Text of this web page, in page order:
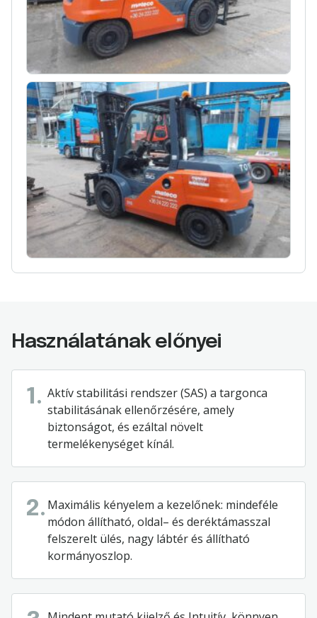
Használatának előnyei
1. Aktív stabilitási rendszer (SAS) a targonca
stabilitásának ellenőrzésére, amely
biztonságot, és ezáltal növelt
termelékenységet kínál.
2. Maximális kényelem a kezelőnek: mindeféle
módon állítható, oldal– és deréktámasszal
felszerelt ülés, nagy lábtérés állítható
kormányoszlop.